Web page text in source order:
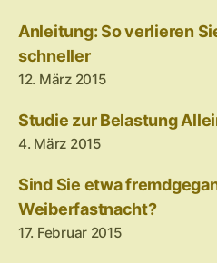
Anleitung: So verlieren
schneller
12. März 2015
Studie zur Belastung
4. März 2015
Sind Sie etwa
Weiberfastnacht?
17. Februar 2015